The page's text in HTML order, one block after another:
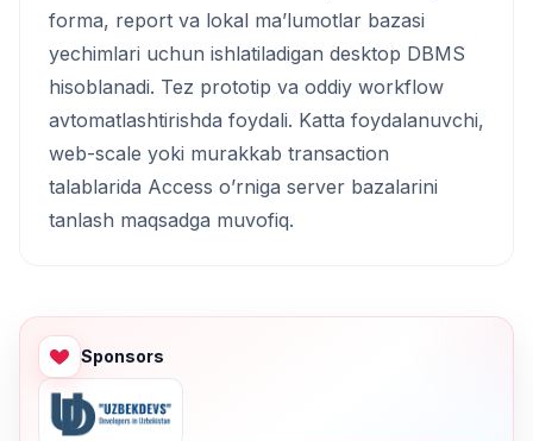
forma, report va lokal ma’lumotlar bazasi
yechimlari uchun ishlatiladigan desktop DBMS
hisoblanadi. Tez prototip va oddiy workflow
avtomatlashtirishda foydali. Katta foydalanuvchi,
web-scale yoki murakkab transaction
talablarida Access o’rniga server bazalarini
tanlash maqsadga muvofiq.
Sponsors